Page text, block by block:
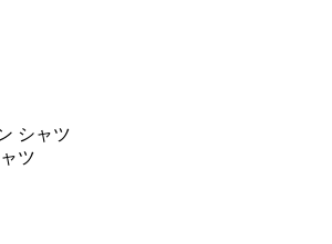
シャツ
ツ